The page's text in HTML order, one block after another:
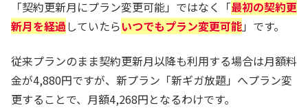
「契約更新月にプラン変更可能」ではなく「最初の契約更
新月を経過していたらいつでもプラン変更可能」です。
従来プランのまま契約更新月以降も利用する場合は月額料
金が4,880円ですが、新プラン「新ギガ放題」へプラン変
更することで、月額4,268円となるわけです。